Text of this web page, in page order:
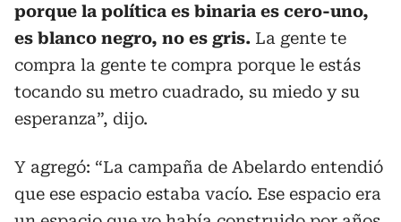
porque la política es binaria es cero-uno,
es blanco negro, no es gris. La gente te
compra la gente te compra porque le estás
tocando su metro cuadrado, su miedo y su
esperanza”, dijo.
Y agregó: “La campaña de Abelardo entendió
que ese espacio estaba vacío. Ese espacio era